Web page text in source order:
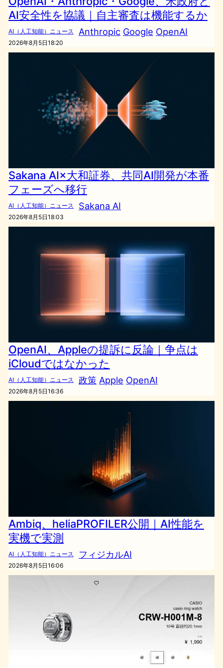
AI安全性を協議｜自主審査は機能するか
AI（人工知能）ニュース Anthropic Google OpenAI
2026年8月5日18:20
Sakana AI×大和証券、共同AI開発が本番
フェーズへ移行
AI（人工知能）ニュース Sakana AI
2026年8月5日18:03
OpenAI、Appleの提訴に反論｜争点は
iCloudではなかった
AI（人工知能）ニュース 政策 Apple OpenAI
2026年8月5日16:36
Ambiq、heliaPROFILER公開｜AI性能を
実機で実測
AI（人工知能）ニュース フィジカルAI
2026年8月5日16:06